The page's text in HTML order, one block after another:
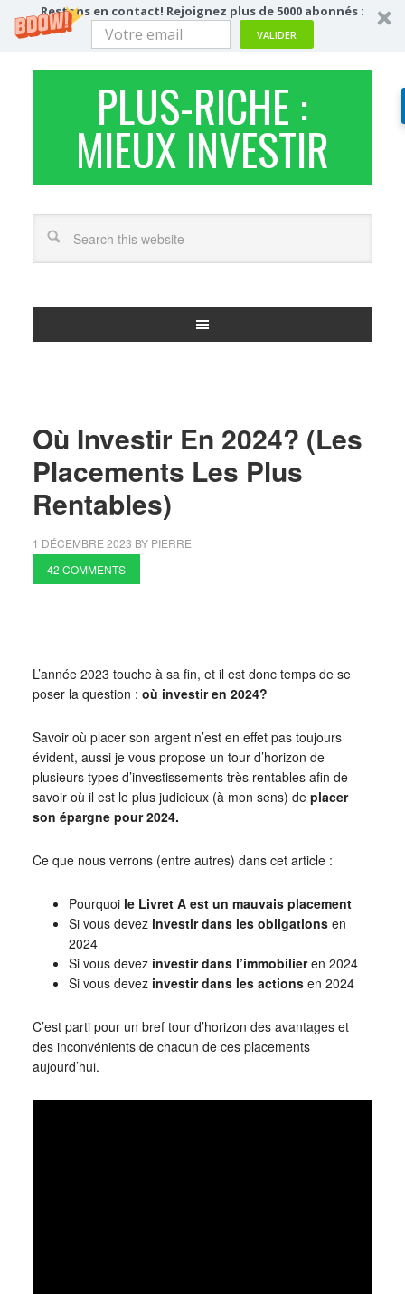
Restons en contact! Rejoignez plus de 5000 abonnés :
VALIDER
PLUS-RICHE :
MIEUX INVESTIR
Où Investir En 2024? (Les
Placements Les Plus
Rentables)
1 DÉCEMBRE 2023 BY PIERRE
42 COMMENTS
L’année 2023 touche à sa fin, et il est donc temps de se
poser la question : où investir en 2024?
Savoir où placer son argent n’est en effet pas toujours
évident, aussi je vous propose un tour d’horizon de
plusieurs types d’investissements très rentables afin de
savoir où il est le plus judicieux (à mon sens) de placer
son épargne pour 2024.
Ce que nous verrons (entre autres) dans cet article :
Pourquoi le Livret A est un mauvais placement
Si vous devez investir dans les obligationsen
2024
Si vous devez investir dans l’immobilieren 2024
Si vous devez investir dans les actionsen 2024
C’est parti pour un bref tour d’horizon des avantages et
des inconvénients de chacun de ces placements
aujourd’hui.